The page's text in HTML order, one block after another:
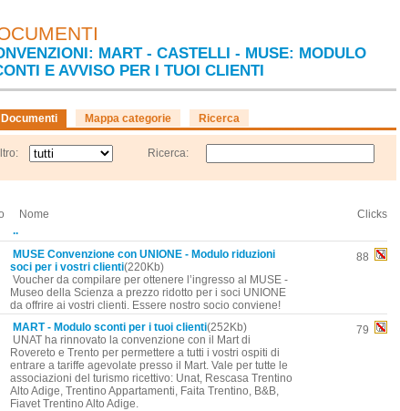
MART - CASTELLI - MUSE: MODULO
E AVVISO PER I TUOI CLIENTI
Documenti Mappa categorie Ricerca
Ricerca:
Nome
Clicks
..
MUSE Convenzione con UNIONE - Modulo riduzioni
soci per i vostri clienti(220Kb)
Voucher da compilare per ottenere l’ingresso al MUSE -
Museo della Scienza a prezzo ridotto per i soci UNIONE
da offrire ai vostri clienti. Essere nostro socio conviene!
88
MART - Modulo sconti per i tuoi clienti(252Kb)
UNAT ha rinnovato la convenzione con il Mart di
Rovereto e Trento per permettere a tutti i vostri ospiti di
entrare a tariffe agevolate presso il Mart. Vale per tutte le
associazioni del turismo ricettivo: Unat, Rescasa Trentino
Alto Adige, Trentino Appartamenti, Faita Trentino, B&B,
Fiavet Trentino Alto Adige.
79